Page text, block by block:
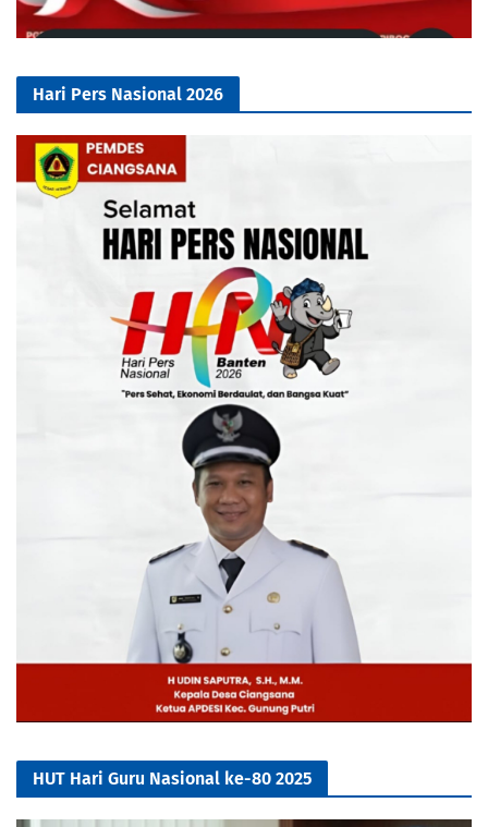
Hari Pers Nasional 2026
HUT Hari Guru Nasional ke-80 2025